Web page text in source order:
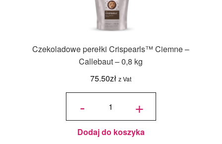
Czekoladowe perełki Crispearls™ Ciemne –
Callebaut – 0,8 kg
75.50zł z Vat
-
ilość
Crispearls™
Ciemne –
Callebaut –
0,8 kg +
Dodaj do koszyka